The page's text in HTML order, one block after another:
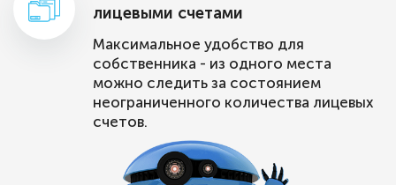
лицевыми счетами
Максимальное удобство для
собственника - из одного места
можно следить за состоянием
неограниченного количества лицевых
счетов.